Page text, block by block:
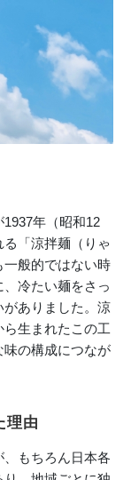
年（昭和12
「涼拌麺（りゃ
一般的ではない時
冷たい麺をさっ
ありました。涼
生まれたこの工
の構成につなが
理由
もちろん日本各